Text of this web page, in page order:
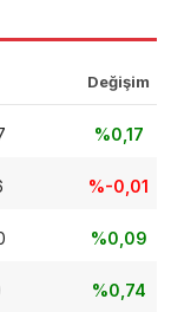
Değişim
%0,17
%-0,01
%0,09
%0,74